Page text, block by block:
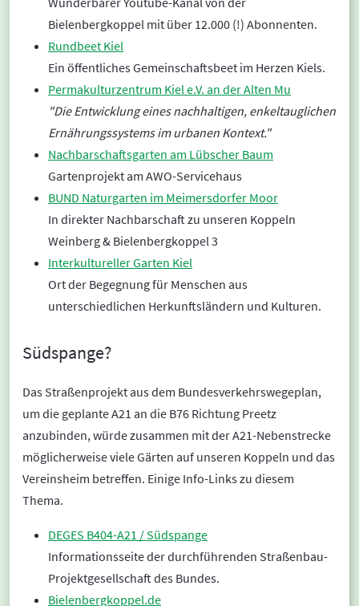
Bielenbergkoppel mit über 12.000 (!) Abonnenten.
Rundbeet Kiel
Ein öffentliches Gemeinschaftsbeet im Herzen Kiels.
Permakulturzentrum Kiel e.V. an der Alten Mu
"DieEntwicklung eines nachhaltigen, enkeltauglichen
Ernährungssystems im urbanen Kontext."
Nachbarschaftsgarten am Lübscher Baum
Gartenprojekt am AWO-Servicehaus
BUND Naturgarten im Meimersdorfer Moor
In direkter Nachbarschaft zu unseren Koppeln
Weinberg & Bielenbergkoppel 3
Interkultureller Garten Kiel
Ort der Begegnung für Menschen aus
unterschiedlichen Herkunftsländern und Kulturen.
Südspange?
Das Straßenprojekt aus dem Bundesverkehrswegeplan,
um die geplante A21 an die B76 Richtung Preetz
anzubinden, würde zusammen mit der A21-Nebenstrecke
möglicherweise viele Gärten auf unseren Koppeln und das
Vereinsheim betreffen. Einige Info-Links zu diesem
Thema.
DEGES B404-A21 / Südspange
Informationsseite der durchführenden Straßenbau-
Projektgesellschaft des Bundes.
Bielenbergkoppel.de